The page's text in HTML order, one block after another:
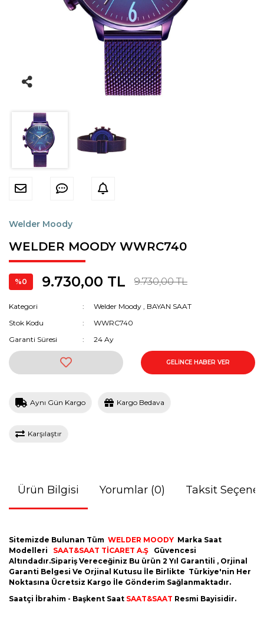
Welder Moody
WELDER MOODY WWRC740
%0 9.730,00 TL 9.730,00 TL
Kategori Welder Moody
BAYAN SAAT
Stok Kodu
WWRC740
Garanti Süresi
24 Ay
GELİNCE HABER VER
Aynı Gün Kargo Kargo Bedava
Karşılaştır
Ürün Bilgisi Yorumlar (0) Taksit
Sitemizde Bulunan Tüm WELDER MOODY Marka Saat
Modelleri SAAT&SAAT TİCARET A.Ş Güvencesi
Altındadır.Sipariş Vereceğiniz Bu ürün 2 Yıl Garantili , Orjinal
Garanti Belgesi Ve Orjinal Kutusu İle Birlikte Türkiye'nin Her
Noktasına Ücretsiz Kargo İle Gönderim Sağlanmaktadır.
Saatçi İbrahim - Başkent Saat SAAT&SAAT Resmi Bayisidir.
Essence
Fossil
Grand Romanson
Guess
Kenneth Cole
Lacoste
Lee Cooper
Lorus
Michael Kors
Momentus
Quantum
Reebok
Romanson
Santa Barbara Polo